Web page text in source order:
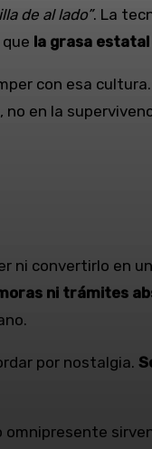
de al lado”. La
la grasa
con esa
en la
ni convertirlo en
ni trámites
por nostalgia.
omnipresente